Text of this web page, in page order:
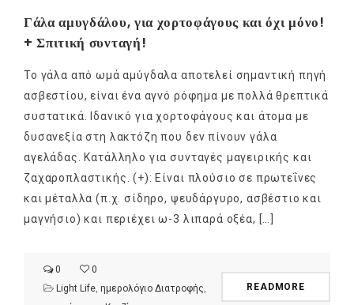
Γάλα αμυγδάλου, για χορτοφάγους και όχι μόνο!
+ Σπιτική συνταγή!
Το γάλα από ωμά αμύγδαλα αποτελεί σημαντική πηγή
ασβεστίου, είναι ένα αγνό ρόφημα με πολλά θρεπτικά
συστατικά. Ιδανικό για χορτοφάγους και άτομα με
δυσανεξία στη λακτόζη που δεν πίνουν γάλα
αγελάδας. Κατάλληλο για συνταγές μαγειρικής και
ζαχαροπλαστικής. (+): Είναι πλούσιο σε πρωτεΐνες
και μέταλλα (π.χ. σίδηρο, ψευδάργυρο, ασβέστιο και
μαγνήσιο) και περιέχει ω-3 λιπαρά οξέα, […]
0
0
Light Life ημερολόγιο Διατροφής READMORE